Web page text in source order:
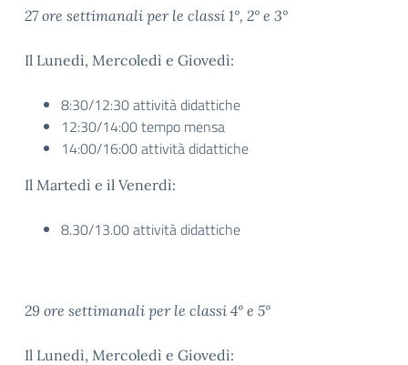
27 ore settimanali per le classi 1°, 2° e 3°
Il Lunedì, Mercoledì e Giovedì:
8:30/12:30 attività didattiche
12:30/14:00 tempo mensa
14:00/16:00 attività didattiche
Il Martedì e il Venerdì:
8.30/13.00 attività didattiche
29 ore settimanali per le classi 4° e 5°
Il Lunedì, Mercoledì e Giovedì: